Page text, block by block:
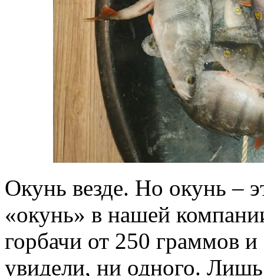
Окунь везде. Но окунь –
«окунь» в нашей
горбачи от 250 граммов
увидели, ни одного.